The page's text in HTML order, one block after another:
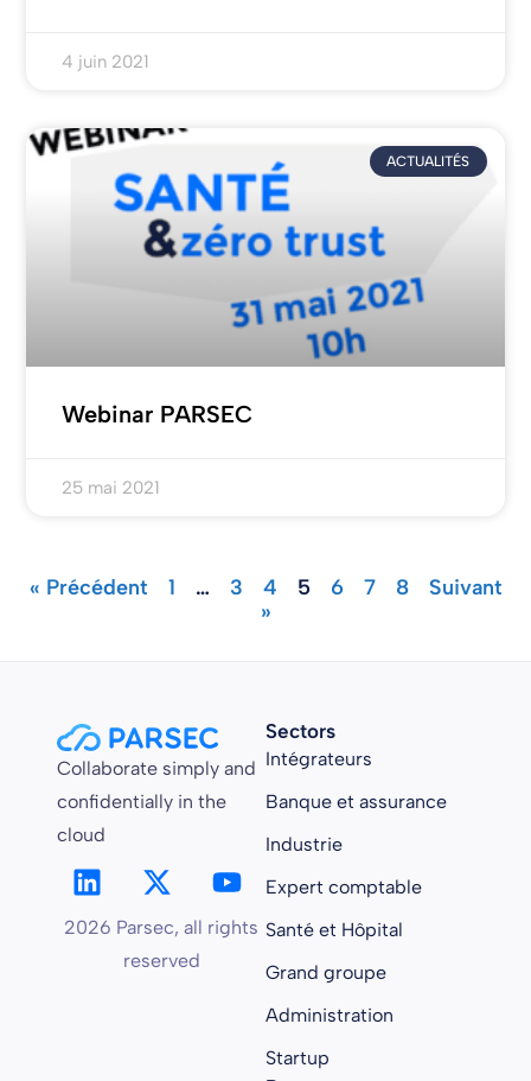
4 juin 2021
ACTUALITÉS
Webinar PARSEC
25 mai 2021
« Précédent 1 … 3 4 5 6 7 8
Suivant
»
Collaborate simply and
confidentially in the
cloud
2026 Parsec, all rights
reserved
Sectors
Intégrateurs
Banque et assurance
Industrie
Expert comptable
Santé et Hôpital
Grand groupe
Administration
Startup